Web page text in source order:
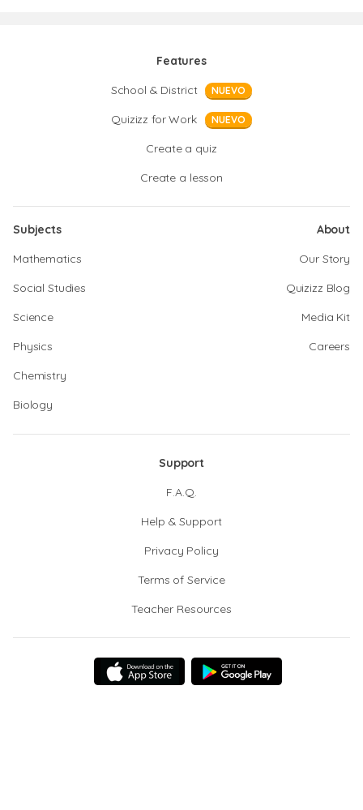
Features
School & District
NUEVO
Quizizz for Work NUEVO
Create a quiz
Create a lesson
Subjects
Mathematics
Social Studies
Science
Physics
Chemistry
Biology
About
Our Story
Quizizz Blog
Media Kit
Careers
Support
F.A.Q.
Help & Support
Privacy Policy
Terms of Service
Teacher Resources